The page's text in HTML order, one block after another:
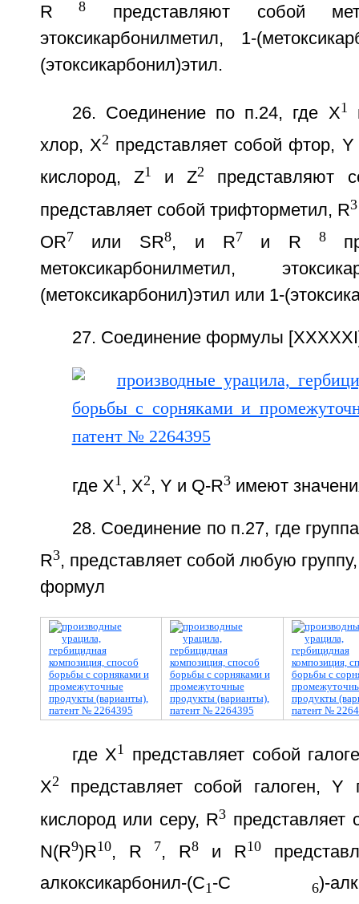
R 8
представляют собой
этоксикарбонилметил, 1-
(этоксикарбонил)этил.
26. Соединение по п.24, где Х1
хлор, Х2 представляет собой фтор,
кислород, Z1 и Z2
представляют
представляет собой трифторметил, R3
OR7 или SR8, и R7 и R 8
метоксикарбонилметил,
(метоксикарбонил)этил или 1-
27. Соединение формулы
где Х1 , Х2, Y и Q-R3имеют
28. Соединение по п.27, где
R3, представляет собой любую
формул
где Х1 представляет собой
Х2
представляет собой галоген, Y
кислород или серу, R3 представляет
N(R9)R10, R 7, R8 и R10
алкоксикарбонил-(С1-С6)-